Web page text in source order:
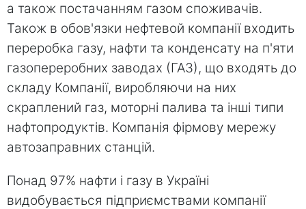
а також постачанням газом споживачів.
Також в обов'язки нефтевой компанії входить
переробка газу, нафти та конденсату на п'яти
газопереробних заводах (ГАЗ), що входять до
складу Компанії, виробляючи на них
скраплений газ, моторні палива та інші типи
нафтопродуктів. Компанія фірмову мережу
автозаправних станцій.
Понад 97% нафти і газу в Україні
видобувається підприємствами компанії